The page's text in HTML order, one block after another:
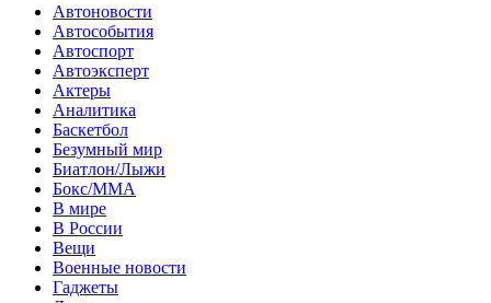
Автоновости
Автособытия
Автоспорт
Автоэксперт
Актеры
Аналитика
Баскетбол
Безумный мир
Биатлон/Лыжи
Бокс/MMA
В мире
В России
Вещи
Военные новости
Гаджеты